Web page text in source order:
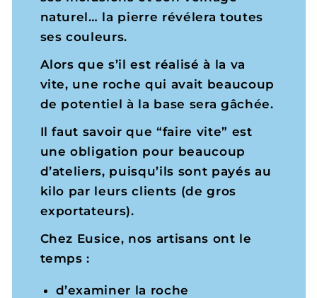
naturel… la pierre révélera toutes
ses couleurs.
Alors que s’il est réalisé à la va
vite, une roche qui avait beaucoup
de potentiel à la base sera gâchée.
Il faut savoir que “faire vite” est
une obligation pour beaucoup
d’ateliers, puisqu’ils sont payés au
kilo par leurs clients (de gros
exportateurs).
Chez Eusice, nos artisans ont le
temps :
d’examiner la roche